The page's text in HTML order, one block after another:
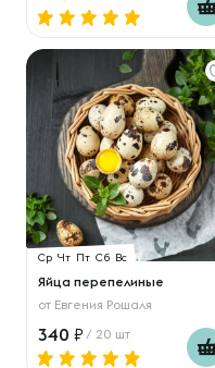
Ср Чт Пт Сб Вс
Яйца перепелиные
от Евгения Рошаля
340 / 20 шт